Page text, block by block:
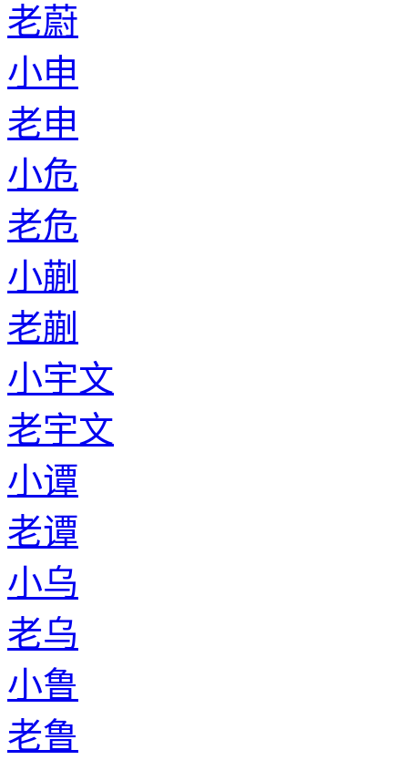
老蔚
小申
老申
小危
老危
小蒯
老蒯
小宇文
老宇文
小谭
老谭
小乌
老乌
小鲁
老鲁